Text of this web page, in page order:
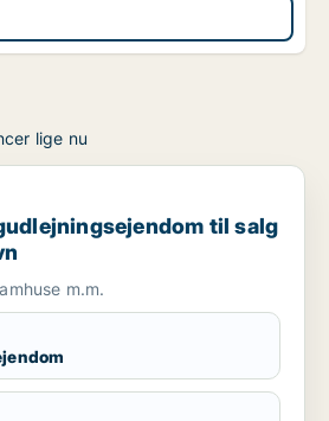
lige nu
til salg i Storkøbenhavn
til salg
m.m.